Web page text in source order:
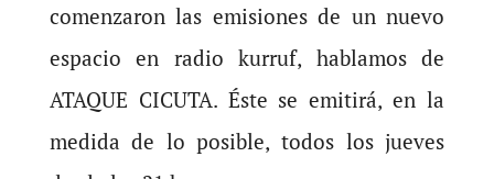
comenzaron las emisiones de un nuevo
espacio en radio kurruf, hablamos de
ATAQUE CICUTA. Éste se emitirá, en la
medida de lo posible, todos los jueves